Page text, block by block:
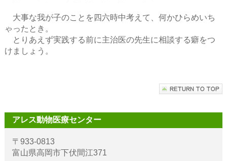
大事な我が子のことを四六時中考えて、何かひらめいち
ゃったとき。
とりあえず実践する前に主治医の先生に相談する癖をつ
けましょう。
アレス動物医療センター
〒933-0813
富山県高岡市下伏間江371